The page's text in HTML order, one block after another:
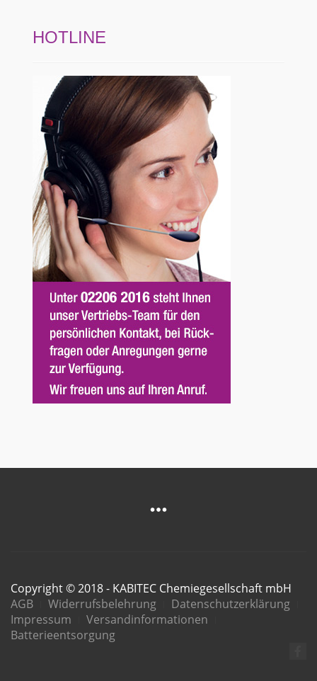
HOTLINE
Copyright © 2018 - KABITEC Chemiegesellschaft mbH
AGB
Widerrufsbelehrung
Datenschutzerklärung
Impressum
Versandinformationen
Batterieentsorgung